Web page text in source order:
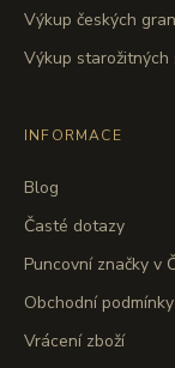
Výkup českých
Výkup starožitných
INFORMACE
Blog
Časté dotazy
Puncovní značky v
Obchodní podmínky
Vrácení zboží